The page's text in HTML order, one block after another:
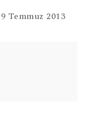
Temmuz 2013